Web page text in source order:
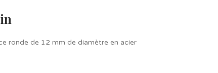
ronde de 12 mm de diamètre en acier